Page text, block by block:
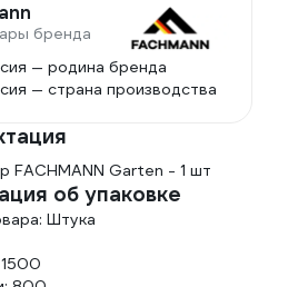
бренда
— родина бренда
— страна производства
FACHMANN Garten - 1 шт
об упаковке
Штука